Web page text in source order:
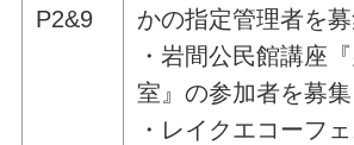
P2&9
かの指定管理者を
・岩間公民館講座
室』の参加者を募集
・レイクエコーフ